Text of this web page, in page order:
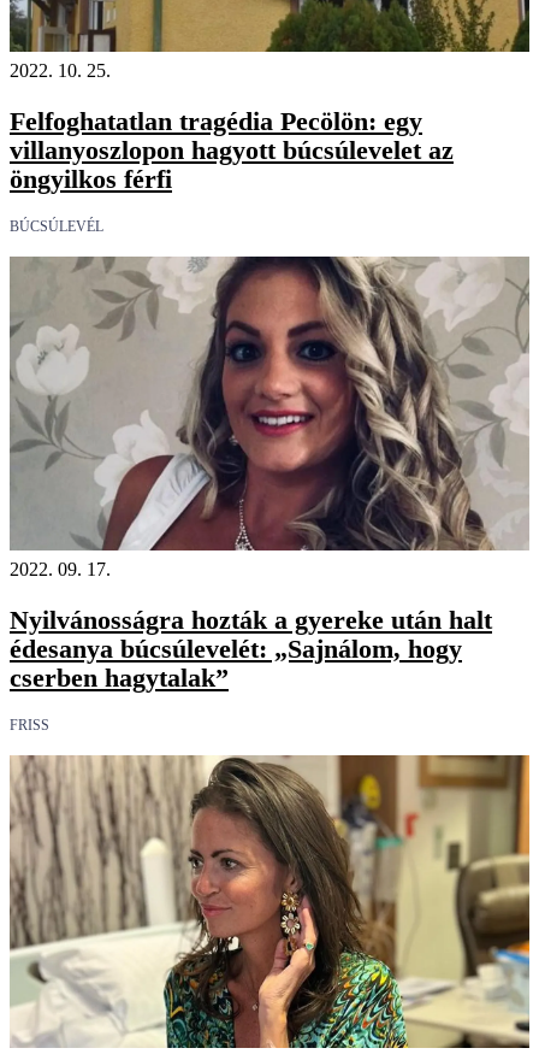
2022. 10. 25.
Felfoghatatlan tragédia Pecölön: egy
villanyoszlopon hagyott búcsúlevelet az
öngyilkos férfi
BÚCSÚLEVÉL
2022. 09. 17.
Nyilvánosságra hozták a gyereke után halt
édesanya búcsúlevelét: „Sajnálom, hogy
cserben hagytalak”
FRISS